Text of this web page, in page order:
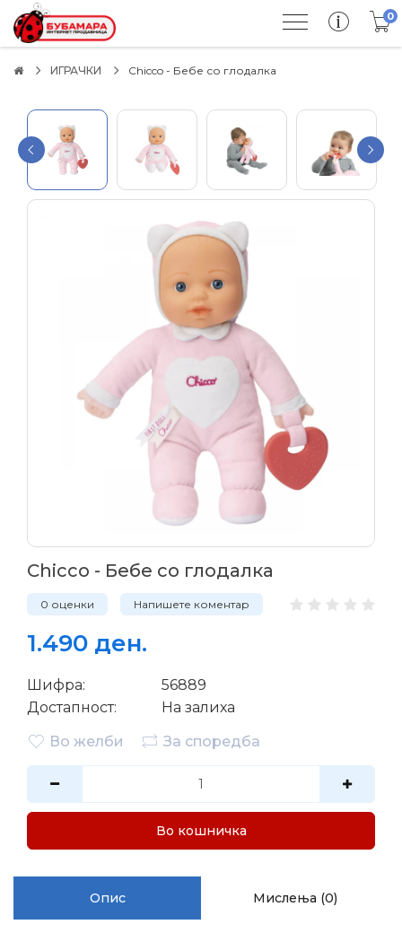
0
ИГРАЧКИ Chicco - Бебе со глодалка
Chicco - Бебе со глодалка
0 оценки Напишете коментар
1.490 ден.
Шифра:
56889
Достапност:
На залиха
Во желби
За споредба
Во кошничка
Опис Мислења (0)